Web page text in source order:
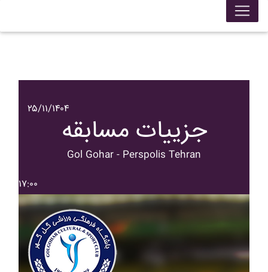
۲۵/۱۱/۱۴۰۴
جزییات مسابقه
Gol Gohar - Perspolis Tehran
۱۷:۰۰